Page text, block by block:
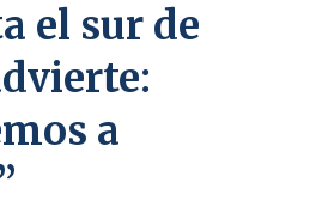
el sur de
a